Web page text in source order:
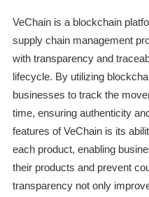
VeChain is a blockchain
supply chain management
with transparency and
lifecycle. By utilizing
businesses to track the
time, ensuring authenticity
features of VeChain is its
each product, enabling
their products and prevent
transparency not only